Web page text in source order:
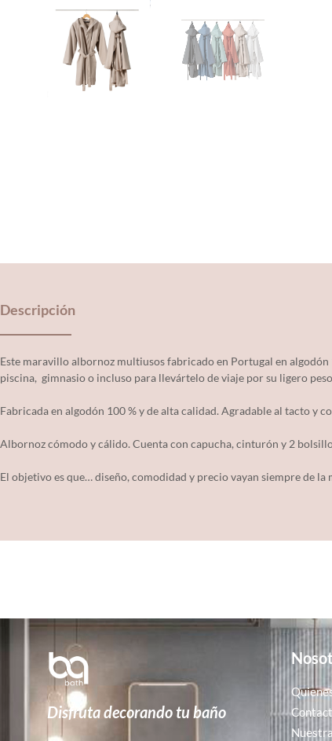
Descripción
Este maravillo albornoz multiusos fabricado en Portugal en
piscina, gimnasio o incluso para llevártelo de viaje por su ligero peso
Fabricada en algodón 100 % y de alta calidad. Agradable al tacto y
Albornoz cómodo y cálido. Cuenta con capucha, cinturón y 2
El objetivo es que… diseño, comodidad y precio vayan siempre de la
Disfruta decorando tu baño